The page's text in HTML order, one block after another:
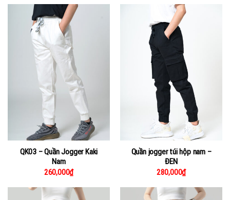
QK03 – Quần Jogger Kaki
Nam
260,000₫
Quần jogger túi hộp nam –
ĐEN
280,000₫